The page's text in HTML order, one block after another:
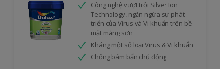
Công nghệ vượt trội Silver Ion
Technology, ngăn ngừa sự phát
triển của Virus và Vi khuẩn trên bề
mặt màng sơn
Kháng một số loại Virus & Vi khuẩn
Chống bám bẩn chủ động